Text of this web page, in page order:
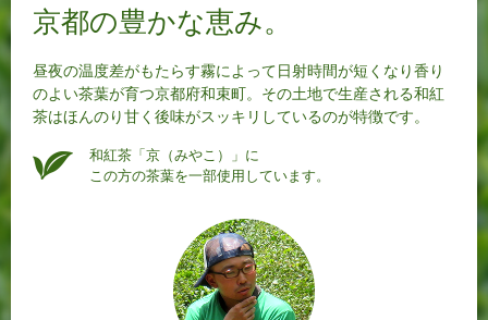
京都の豊かな恵み。
昼夜の温度差がもたらす霧によって日射時間が短くなり香り
のよい茶葉が育つ京都府和束町。その土地で生産される和紅
茶はほんのり甘く後味がスッキリしているのが特徴です。
和紅茶「京（みやこ）」に
この方の茶葉を一部使用しています。